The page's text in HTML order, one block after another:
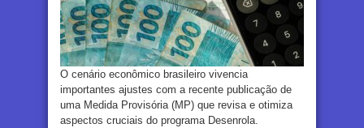
O cenário econômico brasileiro vivencia
importantes ajustes com a recente publicação de
uma Medida Provisória (MP) que revisa e otimiza
aspectos cruciais do programa Desenrola.